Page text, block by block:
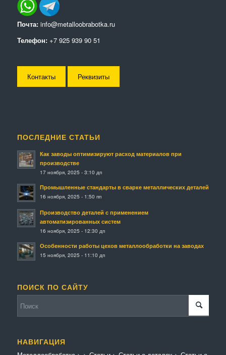
Почта: info@metalloobrabotka.ru
Телефон: +7 925 939 90 51
Контакты Реквизиты
ПОСЛЕДНИЕ СТАТЬИ
Как заводы оптимизируют расход материалов при
производстве
17 ноября, 2025 - 3:10 дп
Промышленные стандарты в сварке металлических деталей
16 ноября, 2025 - 1:50 пп
Производство деталей с применением
автоматизированных систем
16 ноября, 2025 - 12:30 дп
Особенности работы цехов металлообработки на заводах
15 ноября, 2025 - 11:10 дп
ПОИСК ПО САЙТУ
НАВИГАЦИЯ